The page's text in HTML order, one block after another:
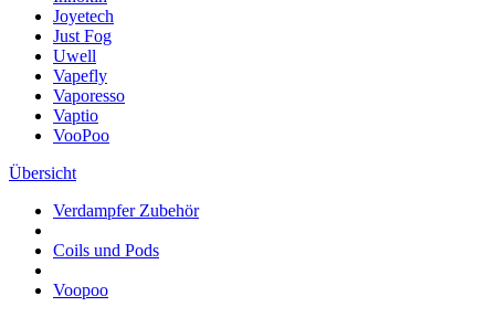
Joyetech
Just Fog
Uwell
Vapefly
Vaporesso
Vaptio
VooPoo
Übersicht
Verdampfer Zubehör
Coils und Pods
Voopoo